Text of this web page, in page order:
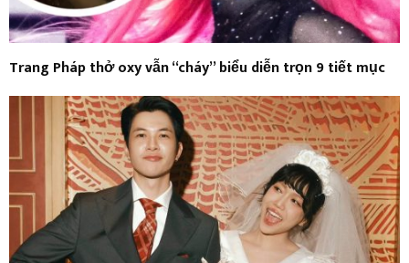
Trang Pháp thở oxy vẫn “cháy” biểu diễn trọn 9 tiết mục